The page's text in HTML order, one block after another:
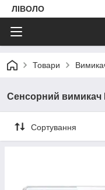
ЛІВОЛО
Товари
Сенсорний вимикач
Сортування